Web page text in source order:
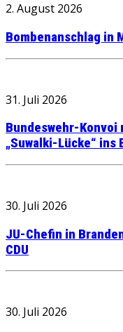
2. August 2026
Bombenanschlag in
31. Juli 2026
Bundeswehr-Konvoi
„Suwalki-Lücke“ ins
30. Juli 2026
JU-Chefin in
CDU
30. Juli 2026